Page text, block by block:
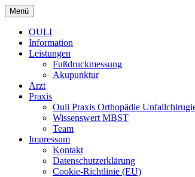
Zum
Inhalt
springen
Orthopädie
Menü
OULI
Information
Leistungen
Fußdruckmessung
Akupunktur
Arzt
Praxis
Ouli Praxis Orthopädie
Wissenswert MBST
Team
Impressum
Kontakt
Datenschutzerklärung
Cookie-Richtlinie (EU)